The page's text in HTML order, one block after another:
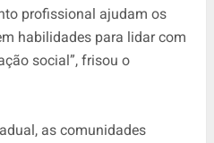
profissional ajudam os
habilidades para lidar com
social”, frisou o
as comunidades